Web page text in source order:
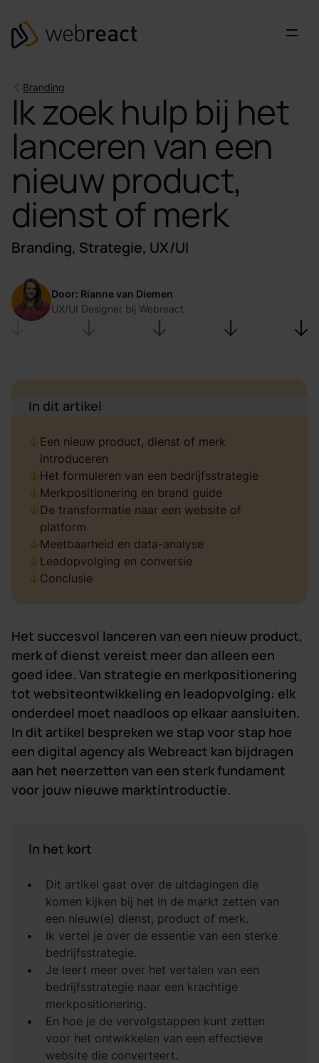
Webreact
Branding
Ik zoek hulp bij het
lanceren van een
nieuw product,
dienst of merk
Branding, Strategie, UX/UI
Door: Rianne van Diemen
UX/UI Designer bij Webreact
Het succesvol lanceren van een nieuw product,
merk of dienst vereist meer dan alleen een
goed idee. Van strategie en merkpositionering
tot websiteontwikkeling en leadopvolging: elk
onderdeel moet naadloos op elkaar aansluiten.
In dit artikel bespreken we stap voor stap hoe
een digital agency als Webreact kan bijdragen
aan het neerzetten van een sterk fundament
voor jouw nieuwe marktintroductie.
In het kort
Dit artikel gaat over de uitdagingen die
komen kijken bij het in de markt zetten van
een nieuw(e) dienst, product of merk.
Ik vertel je over de essentie van een sterke
bedrijfsstrategie.
Je leert meer over het vertalen van een
bedrijfsstrategie naar een krachtige
merkpositionering.
En hoe je de vervolgstappen kunt zetten
voor het ontwikkelen van een effectieve
website die converteert.
In dit artikel
Een nieuw product, dienst of merk
introduceren
Het formuleren van een bedrijfsstrategie
Merkpositionering en brand guide
De transformatie naar een website of
platform
Meetbaarheid en data-analyse
Leadopvolging en conversie
Conclusie